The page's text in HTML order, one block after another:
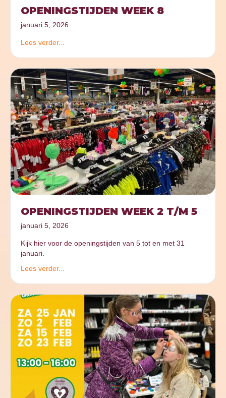
OPENINGSTIJDEN WEEK 8
januari 5, 2026
Lees verder...
OPENINGSTIJDEN WEEK 2 T/M 5
januari 5, 2026
Kijk hier voor de openingstijden van 5 tot en met 31
januari.
Lees verder...